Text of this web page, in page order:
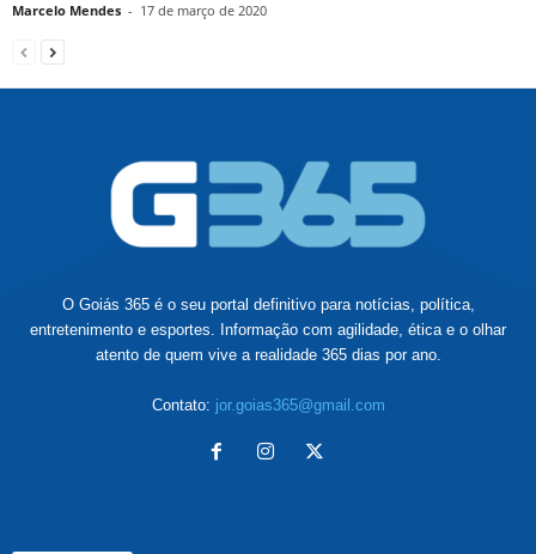
Marcelo Mendes - 17 de março de 2020
O Goiás 365 é o seu portal definitivo para notícias, política,
entretenimento e esportes. Informação com agilidade, ética e o olhar
atento de quem vive a realidade 365 dias por ano.
Contato: jor.goias365@gmail.com